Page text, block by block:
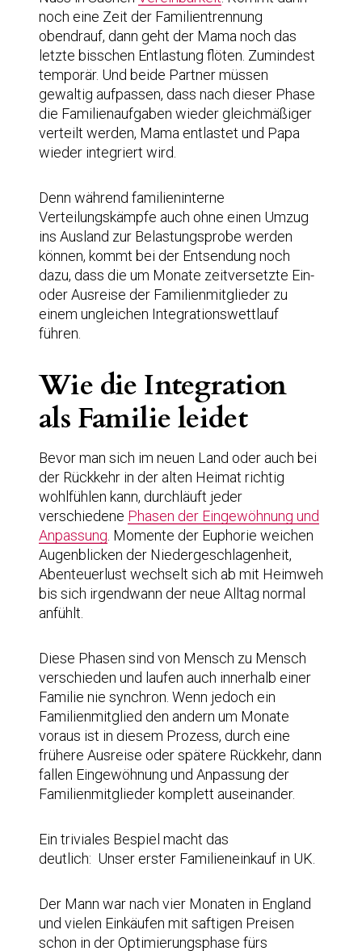
noch eine Zeit der Familientrennung
obendrauf, dann geht der Mama noch das
letzte bisschen Entlastung flöten. Zumindest
temporär. Und beide Partner müssen
gewaltig aufpassen, dass nach dieser Phase
die Familienaufgaben wieder gleichmäßiger
verteilt werden, Mama entlastet und Papa
wieder integriert wird.
Denn während familieninterne
Verteilungskämpfe auch ohne einen Umzug
ins Ausland zur Belastungsprobe werden
können, kommt bei der Entsendung noch
dazu, dass die um Monate zeitversetzte Ein-
oder Ausreise der Familienmitglieder zu
einem ungleichen Integrationswettlauf
führen.
Wie die Integration
als Familie leidet
Bevor man sich im neuen Land oder auch bei
der Rückkehr in der alten Heimat richtig
wohlfühlen kann, durchläuft jeder
verschiedene Phasen der Eingewöhnung und
Anpassung . Momente der Euphorie weichen
Augenblicken der Niedergeschlagenheit,
Abenteuerlust wechselt sich ab mit Heimweh
bis sich irgendwann der neue Alltag normal
anfühlt.
Diese Phasen sind von Mensch zu Mensch
verschieden und laufen auch innerhalb einer
Familie nie synchron. Wenn jedoch ein
Familienmitglied den andern um Monate
voraus ist in diesem Prozess, durch eine
frühere Ausreise oder spätere Rückkehr, dann
fallen Eingewöhnung und Anpassung der
Familienmitglieder komplett auseinander.
Ein triviales Bespiel macht das
deutlich: Unser erster Familieneinkauf in UK.
Der Mann war nach vier Monaten in England
und vielen Einkäufen mit saftigen Preisen
schon in der Optimierungsphase fürs